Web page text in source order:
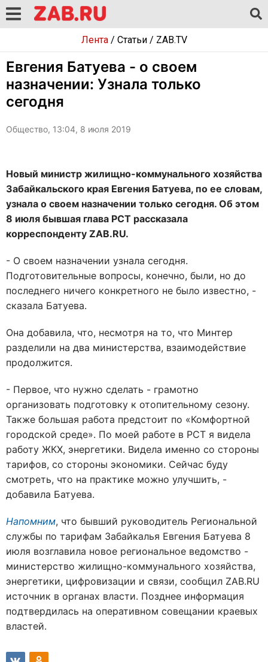
Лента/ Статьи/ ZAB.TV
Евгения Батуева - о своем
назначении: Узнала только
сегодня
Общество, 13:04, 8 июля 2019
Новый министр жилищно-коммунального хозяйства
Забайкальского края Евгения Батуева, по ее словам,
узнала о своем назначении только сегодня. Об этом
8 июля бывшая глава РСТ рассказала
корреспонденту ZAB.RU.
- О своем назначении узнала сегодня.
Подготовительные вопросы, конечно, были, но до
последнего ничего конкретного не было известно, -
сказала Батуева.
Она добавила, что, несмотря на то, что Минтер
разделили на два министерства, взаимодействие
продолжится.
- Первое, что нужно сделать - грамотно
организовать подготовку к отопительному сезону.
Также большая работа предстоит по «Комфортной
городской среде». По моей работе в РСТ я видела
работу ЖКХ, энергетики. Видела именно со стороны
тарифов, со стороны экономики. Сейчас буду
смотреть, что на практике можно улучшить, -
добавила Батуева.
Напомним, что бывший руководитель Региональной
службы по тарифам Забайкалья Евгения Батуева 8
июля возглавила новое региональное ведомство -
министерство жилищно-коммунального хозяйства,
энергетики, цифровизации и связи, сообщил ZAB.RU
источник в органах власти. Позднее информация
подтвердилась на оперативном совещании краевых
властей.